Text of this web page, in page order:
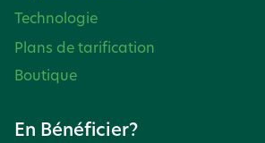
Technologie
Plans de tarification
Boutique
En Bénéficier?